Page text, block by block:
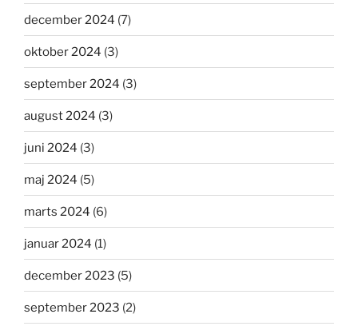
december 2024 (7)
oktober 2024 (3)
september 2024 (3)
august 2024 (3)
juni 2024 (3)
maj 2024 (5)
marts 2024 (6)
januar 2024 (1)
december 2023 (5)
september 2023 (2)